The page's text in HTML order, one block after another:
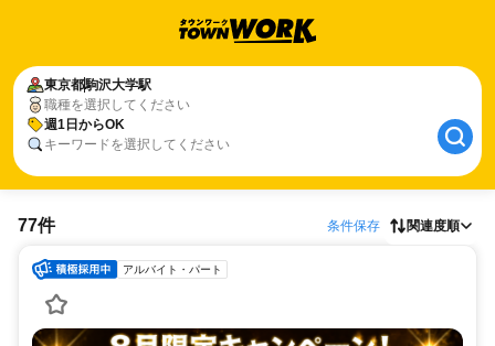
東京都駒沢大学駅
職種を選択してください
週1日からOK
キーワードを選択してください
77件 条件保存 関連度順
アルバイト・パート